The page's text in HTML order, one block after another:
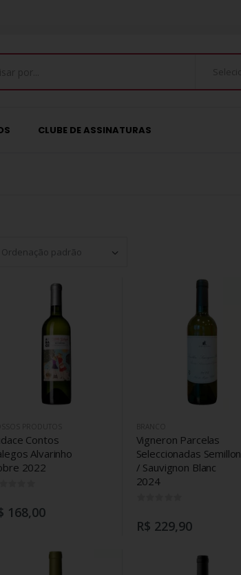
CLUBE DE ASSINATURAS
Contos
Alvarinho
2022
168,00
Vigneron Parcelas
Seleccionadas Semillon
/ Sauvignon Blanc
2024
R$ 229,90